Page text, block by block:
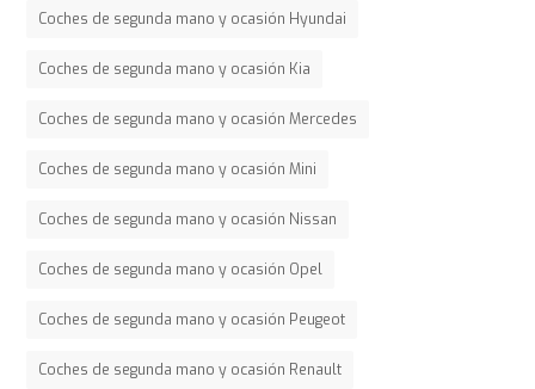
Coches de segunda mano y ocasión Hyundai
Coches de segunda mano y ocasión Kia
Coches de segunda mano y ocasión Mercedes
Coches de segunda mano y ocasión Mini
Coches de segunda mano y ocasión Nissan
Coches de segunda mano y ocasión Opel
Coches de segunda mano y ocasión Peugeot
Coches de segunda mano y ocasión Renault